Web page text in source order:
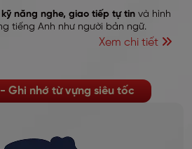
năng nghe, giao tiếp tự tin và hình
tiếng Anh như người bản ngữ.
Xem chi tiết
Ghi nhớ từ vựng siêu tốc